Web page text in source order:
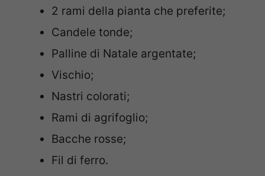
2 rami della pianta che preferite;
Candele tonde;
Palline di Natale argentate;
Vischio;
Nastri colorati;
Rami di agrifoglio;
Bacche rosse;
Fil di ferro.